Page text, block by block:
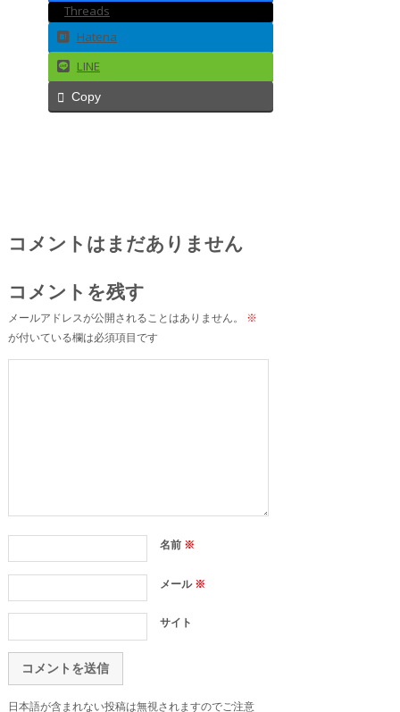
Threads
Hatena
LINE
Copy
コメントはまだありません
コメントを残す
メールアドレスが公開されることはありません。
※
が付いている欄は必須項目です
名前 ※
メール※
サイト
日本語が含まれない投稿は無視されますのでご注意